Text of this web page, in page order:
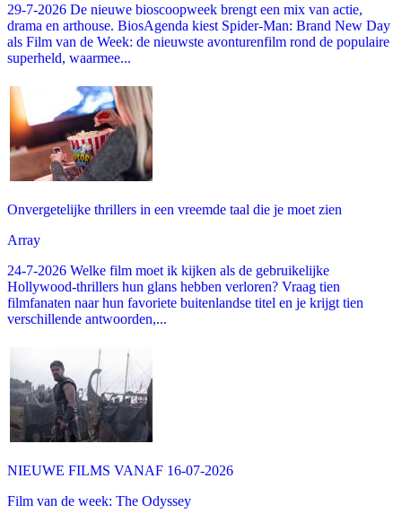
29-7-2026 De nieuwe bioscoopweek brengt een mix van actie,
drama en arthouse. BiosAgenda kiest Spider-Man: Brand New Day
als Film van de Week: de nieuwste avonturenfilm rond de populaire
superheld, waarmee...
Onvergetelijke thrillers in een vreemde taal die je moet zien
Array
24-7-2026 Welke film moet ik kijken als de gebruikelijke
Hollywood-thrillers hun glans hebben verloren? Vraag tien
filmfanaten naar hun favoriete buitenlandse titel en je krijgt tien
verschillende antwoorden,...
NIEUWE FILMS VANAF 16-07-2026
Film van de week: The Odyssey